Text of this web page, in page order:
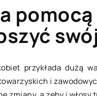
przykłada dużą
i